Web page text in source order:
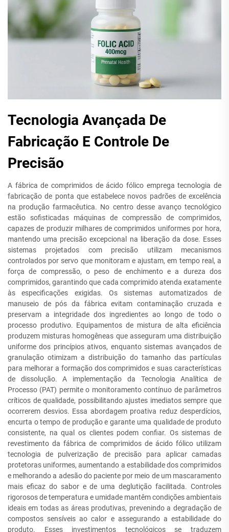
Tecnologia Avançada De
Fabricação E Controle De
Precisão
A fábrica de comprimidos de ácido fólico emprega tecnologia de
fabricação de ponta que estabelece novos padrões de excelência
na produção farmacêutica. No centro desse avanço tecnológico
estão sofisticadas máquinas de compressão de comprimidos,
capazes de produzir milhares de comprimidos uniformes por hora,
mantendo uma precisão excepcional na liberação da dose. Esses
sistemas projetados com precisão utilizam mecanismos
controlados por servo que monitoram e ajustam, em tempo real, a
força de compressão, o peso de enchimento e a dureza dos
comprimidos, garantindo que cada comprimido atenda exatamente
às especificações exigidas. Os sistemas automatizados de
manuseio de pós da fábrica evitam contaminação cruzada e
preservam a integridade dos ingredientes ao longo de todo o
processo produtivo. Equipamentos de mistura de alta eficiência
produzem misturas homogêneas que asseguram uma distribuição
uniforme dos princípios ativos, enquanto sistemas avançados de
granulação otimizam a distribuição do tamanho das partículas
para melhorar a formação dos comprimidos e suas características
de dissolução. A implementação da Tecnologia Analítica de
Processo (PAT) permite o monitoramento contínuo de parâmetros
críticos de qualidade, possibilitando ajustes imediatos sempre que
ocorrerem desvios. Essa abordagem proativa reduz desperdícios,
encurta o tempo de produção e garante uma qualidade de produto
consistente, na qual os clientes podem confiar. Os sistemas de
revestimento da fábrica de comprimidos de ácido fólico utilizam
tecnologia de pulverização de precisão para aplicar camadas
protetoras uniformes, aumentando a estabilidade dos comprimidos
e melhorando a adesão do paciente por meio de um mascaramento
mais eficaz do sabor e de uma deglutição facilitada. Controles
rigorosos de temperatura e umidade mantêm condições ambientais
ideais em todas as áreas produtivas, prevenindo a degradação de
compostos sensíveis ao calor e assegurando a estabilidade do
produto. Esses investimentos tecnológicos se traduzem